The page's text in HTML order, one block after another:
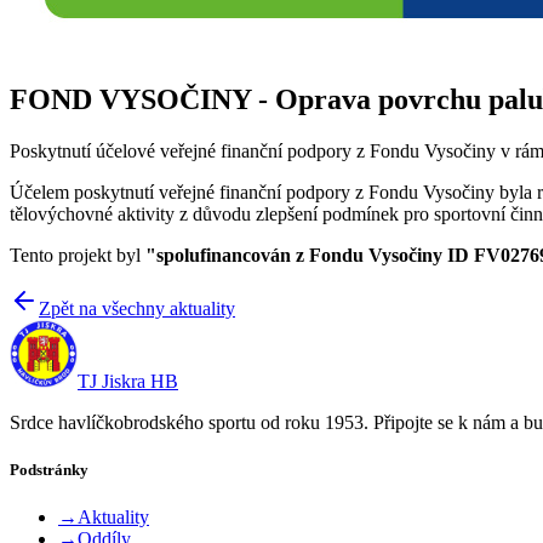
FOND VYSOČINY - Oprava povrchu
Poskytnutí účelové veřejné finanční podpory z Fondu Vysočiny v
Účelem poskytnutí veřejné finanční podpory z Fondu Vysočiny
tělovýchovné aktivity z důvodu zlepšení podmínek pro sportovní
Tento projekt byl "spolufinancován z Fondu Vysočiny ID
Zpět na všechny aktuality
TJ Jiskra HB
Srdce havlíčkobrodského sportu od roku 1953. Připojte se k nám a
Podstránky
→ Aktuality